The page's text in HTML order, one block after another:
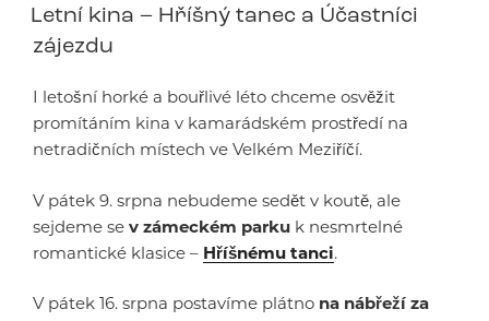
Letní kina – Hříšný tanec a Účastníci
zájezdu
I letošní horké a bouřlivé léto chceme osvěžit
promítáním kina v kamarádském prostředí na
netradičních místech ve Velkém Meziříčí.
V pátek 9. srpna nebudeme sedět v koutě, ale
sejdeme se v zámeckém parku k nesmrtelné
romantické klasice – Hříšnému tanci.
V pátek 16. srpna postavíme plátno na nábřeží za